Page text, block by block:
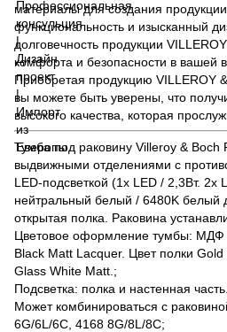
материалы для создания
функциональность и изысканный
долговечность продукции
комфорта и безопасности в вашей
Приобретая продукцию VILLEROY
вы можете быть уверены, что
высокого качества, которая
Тумба под раковину Villeroy & Boch
выдвижными отделениями с
LED-подсветкой (1x LED / 2,3Вт. 2x
нейтральный белый / 6480K белый
открытая полка. Раковина
Цветовое оформление тумбы: МДФ
Black Matt Lacquer. Цвет полки
Glass White Matt.;
Подсветка: полка и настенная
Может комбинироваться с
6G/6L/6C, 4168 8G/8L/8C;